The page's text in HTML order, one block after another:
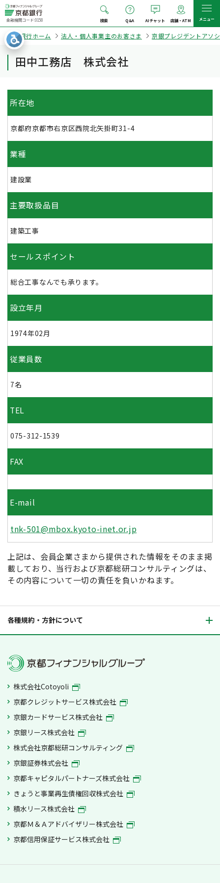
金融機関コード:0158 検索 Q&A AIチャット 店舗・ATM メニュー
京都銀行ホーム 法人・個人事業主のお客さま 京銀プレジデントアソ
田中工務店 株式会社
所在地
京都府京都市右京区西院北矢掛町31-4
業種
建設業
主要取扱品目
建築工事
セールスポイント
総合工事なんでも承ります。
設立年月
1974年02月
従業員数
7名
TEL
075-312-1539
FAX
E-mail
tnk-501@mbox.kyoto-inet.or.jp
上記は、会員企業さまから提供された情報をそのまま掲
載しており、当行および京都総研コンサルティングは、
その内容について一切の責任を負いかねます。
各種規約・方針について
株式会社Cotoyoli
京都クレジットサービス株式会社
京銀カードサービス株式会社
京銀リース株式会社
株式会社京都総研コンサルティング
京銀証券株式会社
京都キャピタルパートナーズ株式会社
きょうと事業再生債権回収株式会社
積水リース株式会社
京都Ｍ＆Ａアドバイザリー株式会社
京都信用保証サービス株式会社